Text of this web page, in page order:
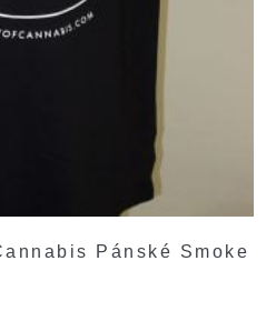
Pánské Smoke